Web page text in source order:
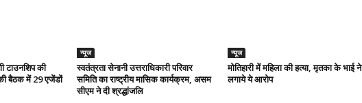
टाउनशिप की
बैठक में 29 एजेंडों
न्यूज
स्वतंत्रता सेनानी उत्तराधिकारी परिवार
समिति का राष्ट्रीय मासिक कार्यक्रम, असम
सीएम ने दी श्रद्धांजलि
न्यूज
मोतिहारी में महिला की हत्या, मृतका के भाई ने
लगाये ये आरोप